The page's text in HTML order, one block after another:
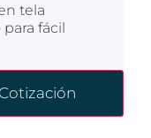
tela
fácil